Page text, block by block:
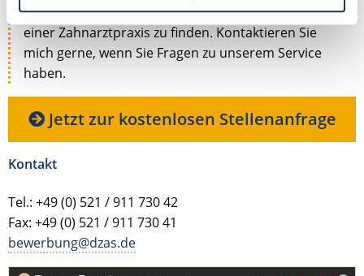
Gerne helfe ich Ihnen dabei, eine neue Stelle in
einer Zahnarztpraxis zu finden. Kontaktieren Sie
mich gerne, wenn Sie Fragen zu unserem Service
haben.
Jetzt zur kostenlosen Stellenanfrage
Kontakt
Tel.: +49 (0) 521 / 911 730 42
Fax: +49 (0) 521 / 911 730 41
bewerbung@dzas.de